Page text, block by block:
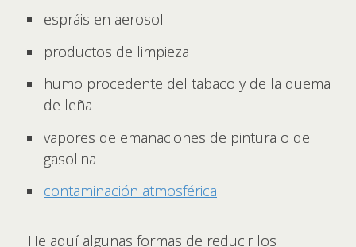
espráis en aerosol
productos de limpieza
humo procedente del tabaco y de la quema
de leña
vapores de emanaciones de pintura o de
gasolina
contaminación atmosférica
He aquí algunas formas de reducir los